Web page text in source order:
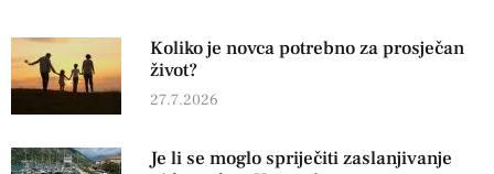
Koliko je novca potrebno za prosječan
život?
27.7.2026
Je li se moglo spriječiti zaslanjivanje